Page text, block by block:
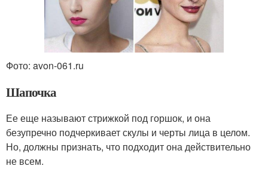
Фото: avon-061.ru
Шапочка
Ее еще называют стрижкой под горшок, и она
безупречно подчеркивает скулы и черты лица в целом.
Но, должны признать, что подходит она действительно
не всем.